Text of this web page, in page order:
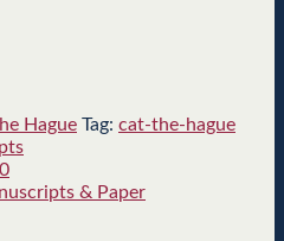
Hague Tag: cat-the-hague
& Paper